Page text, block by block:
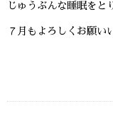
じゅうぶんな睡眠を
７月もよろしくお願い